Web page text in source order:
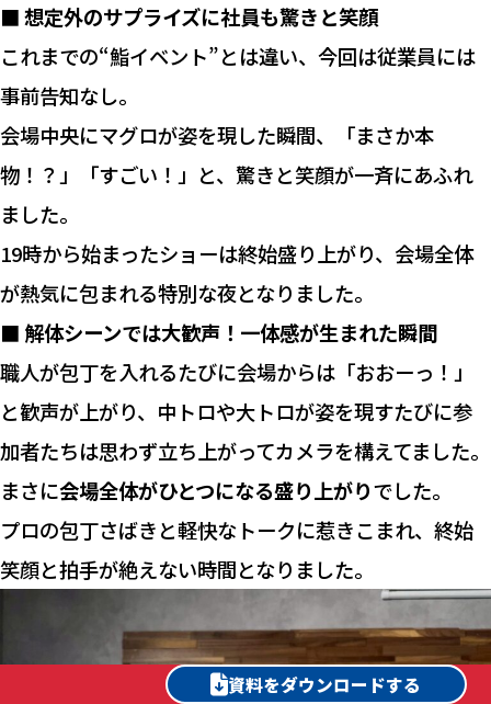
■ 想定外のサプライズに社員も驚きと笑顔
これまでの“鮨イベント”とは違い、今回は従業員には
事前告知なし。
会場中央にマグロが姿を現した瞬間、「まさか本
物！？」「すごい！」と、驚きと笑顔が一斉にあふれ
ました。
19時から始まったショーは終始盛り上がり、会場全体
が熱気に包まれる特別な夜となりました。
■ 解体シーンでは大歓声！一体感が生まれた瞬間
職人が包丁を入れるたびに会場からは「おおーっ！」
と歓声が上がり、中トロや大トロが姿を現すたびに参
加者たちは思わず立ち上がってカメラを構えてました。
まさに会場全体がひとつになる盛り上がりでした。
プロの包丁さばきと軽快なトークに惹きこまれ、終始
笑顔と拍手が絶えない時間となりました。
特徴や価格がわかる資料はこちら
資料をダウンロードする